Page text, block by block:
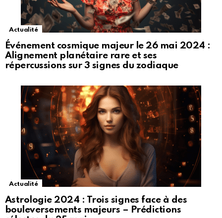
Actualité
Événement cosmique majeur le 26 mai 2024 :
Alignement planétaire rare et ses
répercussions sur 3 signes du zodiaque
Actualité
Astrologie 2024 : Trois signes face à des
bouleversements majeurs – Prédictions